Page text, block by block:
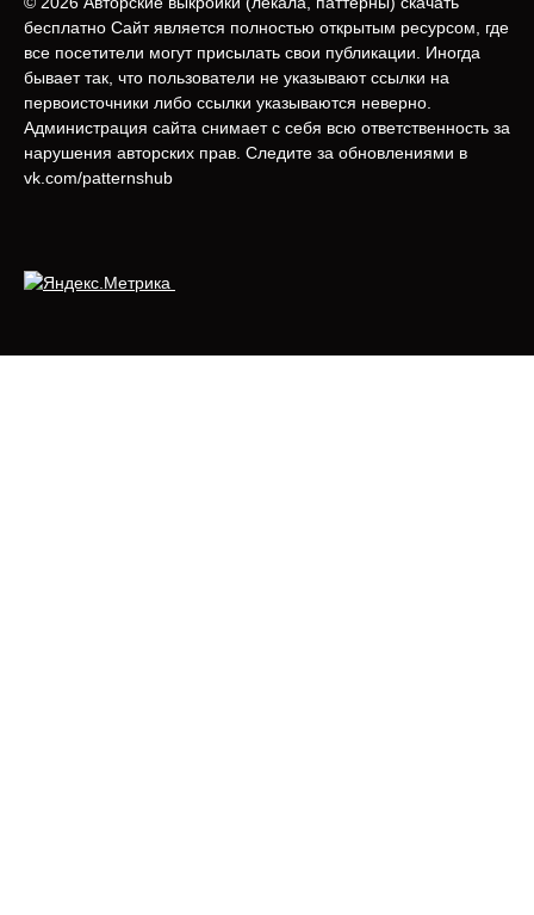
бесплатно Сайт является полностью открытым ресурсом, где
все посетители могут присылать свои публикации. Иногда
бывает так, что пользователи не указывают ссылки на
первоисточники либо ссылки указываются неверно.
Администрация сайта снимает с себя всю ответственность за
нарушения авторских прав. Следите за обновлениями в
vk.com/patternshub